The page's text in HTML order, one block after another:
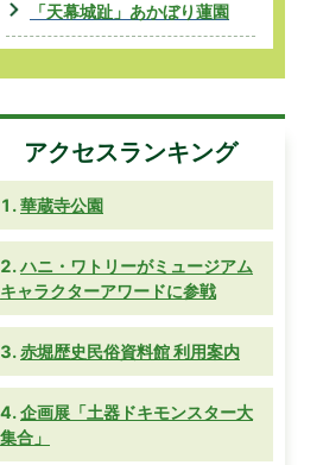
「天幕城趾」あかぼり蓮園
アクセスランキング
華蔵寺公園
ハニ・ワトリーがミュージアム
キャラクターアワードに参戦
赤堀歴史民俗資料館 利用案内
企画展「土器ドキモンスター大
集合」